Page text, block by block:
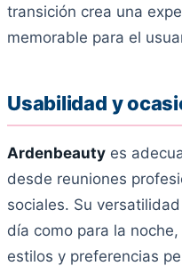
transición crea una
memorable para el
Usabilidad y
Ardenbeauty es
desde reuniones
sociales. Su
día como para la
estilos y preferencias